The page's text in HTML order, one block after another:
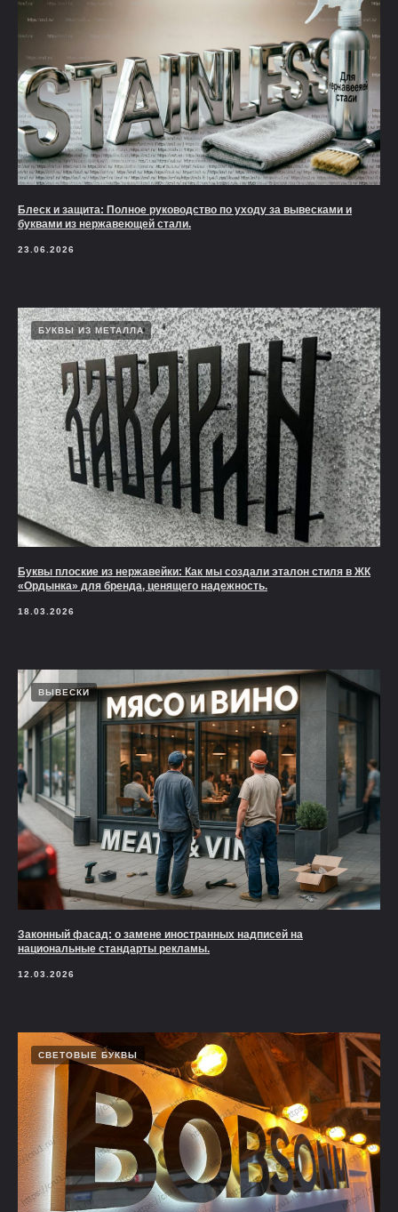
Блеск и защита: Полное руководство по уходу за вывесками и
буквами из нержавеющей стали.
23.06.2026
БУКВЫ ИЗ МЕТАЛЛА
Буквы плоские из нержавейки: Как мы создали эталон стиля в ЖК
«Ордынка» для бренда, ценящего надежность.
18.03.2026
ВЫВЕСКИ
Законный фасад: о замене иностранных надписей на
национальные стандарты рекламы.
12.03.2026
СВЕТОВЫЕ БУКВЫ